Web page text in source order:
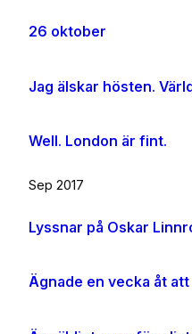
26 oktober
Jag älskar hösten.
Well. London är fint.
Sep 2017
Lyssnar på Oskar
Ägnade en vecka åt